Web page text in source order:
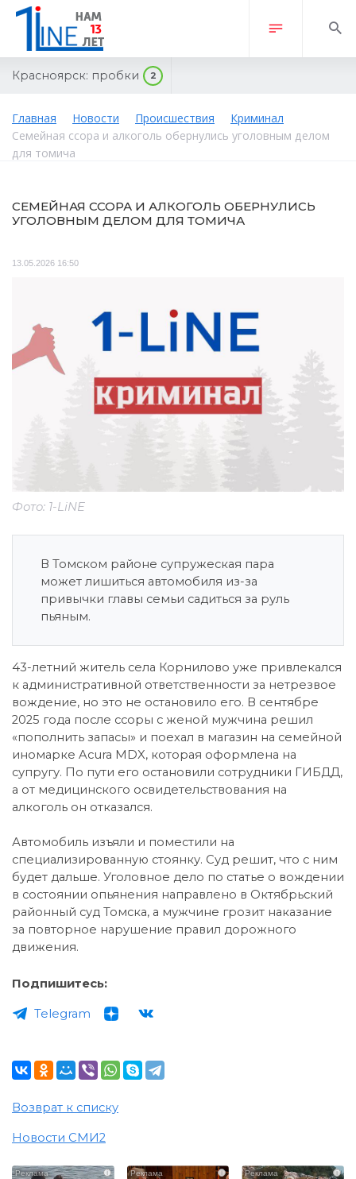
Красноярск: пробки 2
Главная Новости Происшествия
Криминал
Семейная ссора и алкоголь обернулись уголовным делом
для томича
СЕМЕЙНАЯ ССОРА И АЛКОГОЛЬ ОБЕРНУЛИСЬ
УГОЛОВНЫМ ДЕЛОМ ДЛЯ ТОМИЧА
13.05.2026 16:50
Фото: 1-LiNE
В Томском районе супружеская пара
может лишиться автомобиля из-за
привычки главы семьи садиться за руль
пьяным.
43-летний житель села Корнилово уже привлекался
к административной ответственности за нетрезвое
вождение, но это не остановило его. В сентябре
2025 года после ссоры с женой мужчина решил
«пополнить запасы» и поехал в магазин на семейной
иномарке Acura MDX, которая оформлена на
супругу. По пути его остановили сотрудники ГИБДД,
а от медицинского освидетельствования на
алкоголь он отказался.
Автомобиль изъяли и поместили на
специализированную стоянку. Суд решит, что с ним
будет дальше. Уголовное дело по статье о вождении
в состоянии опьянения направлено в Октябрьский
районный суд Томска, а мужчине грозит наказание
за повторное нарушение правил дорожного
движения.
Подпишитесь:
Telegram
Возврат к списку
Новости СМИ2
i i i